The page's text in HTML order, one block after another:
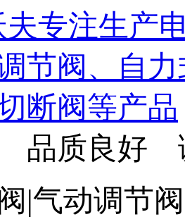
品质良好
|气动调节